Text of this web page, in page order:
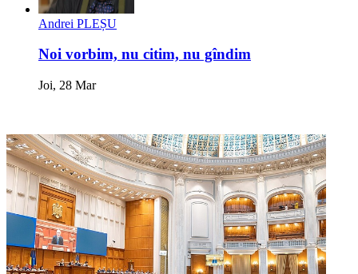
Andrei PLEȘU
Noi vorbim, nu citim, nu gîndim
Joi, 28 Mar